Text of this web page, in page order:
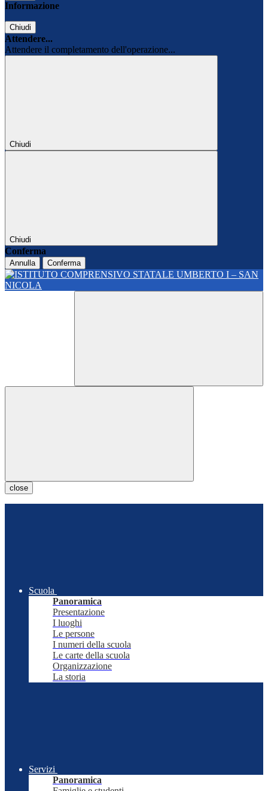
Informazione
Chiudi
Attendere...
Attendere il completamento dell'operazione...
Chiudi
Chiudi
Conferma
Annulla Conferma
close
Scuola
Panoramica
Presentazione
I luoghi
Le persone
I numeri della scuola
Le carte della scuola
Organizzazione
La storia
Servizi
Panoramica